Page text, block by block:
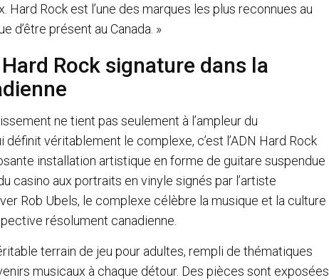
Hard Rock est l’une des marques les plus reconnues au
d’être présent au Canada. »
Hard Rock signature dans la
ne tient pas seulement à l’ampleur du
définit véritablement le complexe, c’est l’ADN Hard Rock
installation artistique en forme de guitare suspendue
casino aux portraits en vinyle signés par l’artiste
Rob Ubels, le complexe célèbre la musique et la culture
résolument canadienne.
terrain de jeu pour adultes, rempli de thématiques
musicaux à chaque détour. Des pièces sont exposées